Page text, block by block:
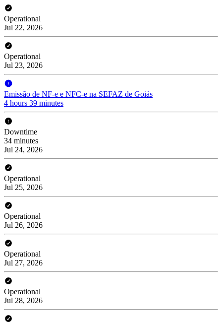
Operational
Jul 22, 2026
Operational
Jul 23, 2026
Emissão de NF-e e NFC-e na SEFAZ de Goiás
4 hours 39 minutes
Downtime
34 minutes
Jul 24, 2026
Operational
Jul 25, 2026
Operational
Jul 26, 2026
Operational
Jul 27, 2026
Operational
Jul 28, 2026